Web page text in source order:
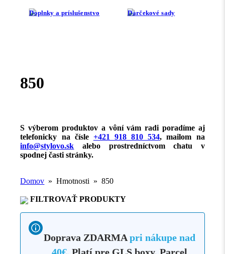
Doplnky a príslušenstvo Darčekové sady
850
S výberom produktov a vôní vám radi poradíme aj
telefonicky na čísle +421 918 810 534, mailom na
info@stylovo.sk alebo prostredníctvom chatu v
spodnej časti stránky.
Domov » Hmotnosti » 850
FILTROVAŤ PRODUKTY
Doprava ZDARMApri nákupe nad